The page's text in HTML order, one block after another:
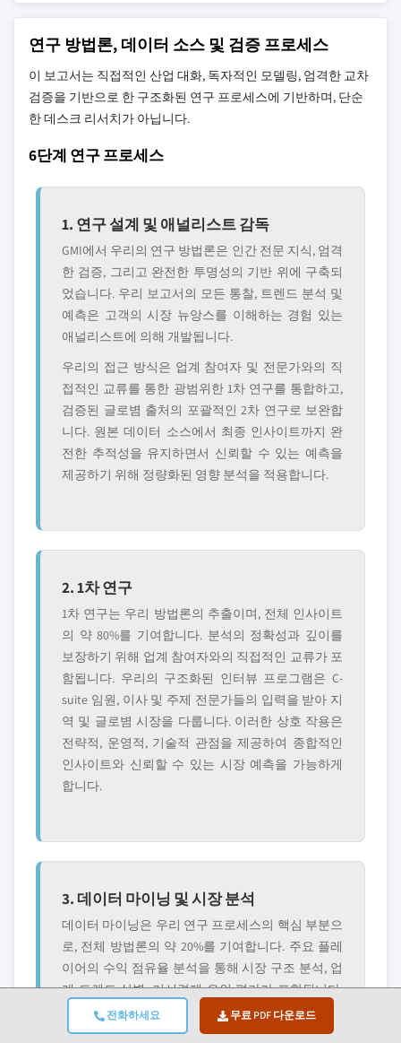
전화하세요 무료 PDF 다운로드
연구 방법론, 데이터 소스 및 검증 프로세스
이 보고서는 직접적인 산업 대화, 독자적인 모델링, 엄격한 교차
검증을 기반으로 한 구조화된 연구 프로세스에 기반하며, 단순
한 데스크 리서치가 아닙니다.
6단계 연구 프로세스
1. 연구 설계 및 애널리스트 감독
GMI에서 우리의 연구 방법론은 인간 전문 지식, 엄격
한 검증, 그리고 완전한 투명성의 기반 위에 구축되
었습니다. 우리 보고서의 모든 통찰, 트렌드 분석 및
예측은 고객의 시장 뉴앙스를 이해하는 경험 있는
애널리스트에 의해 개발됩니다.
우리의 접근 방식은 업계 참여자 및 전문가와의 직
접적인 교류를 통한 광범위한 1차 연구를 통합하고,
검증된 글로볌 출처의 포괄적인 2차 연구로 보완합
니다. 원본 데이터 소스에서 최종 인사이트까지 완
전한 추적성을 유지하면서 신뢰할 수 있는 예측을
제공하기 위해 정량화된 영향 분석을 적용합니다.
2. 1차 연구
1차 연구는 우리 방법론의 추출이며, 전체 인사이트
의 약 80%를 기여합니다. 분석의 정확성과 깊이를
보장하기 위해 업계 참여자와의 직접적인 교류가 포
함됩니다. 우리의 구조화된 인터뷰 프로그램은 C-
suite 임원, 이사 및 주제 전문가들의 입력을 받아 지
역 및 글로볌 시장을 다룹니다. 이러한 상호 작용은
전략적, 운영적, 기술적 관점을 제공하여 종합적인
인사이트와 신뢰할 수 있는 시장 예측을 가능하게
합니다.
3. 데이터 마이닝 및 시장 분석
데이터 마이닝은 우리 연구 프로세스의 핵심 부분으
로, 전체 방법론의 약 20%를 기여합니다. 주요 플레
이어의 수익 점유율 분석을 통해 시장 구조 분석, 업
계 트렌드 식별, 거시경제 요인 평가가 포함됩니다.
관련 데이터는 유료 및 무료 출처에서 수집되어 신
뢰할 수 있는 데이터베이스를 구축합니다. 이 정보